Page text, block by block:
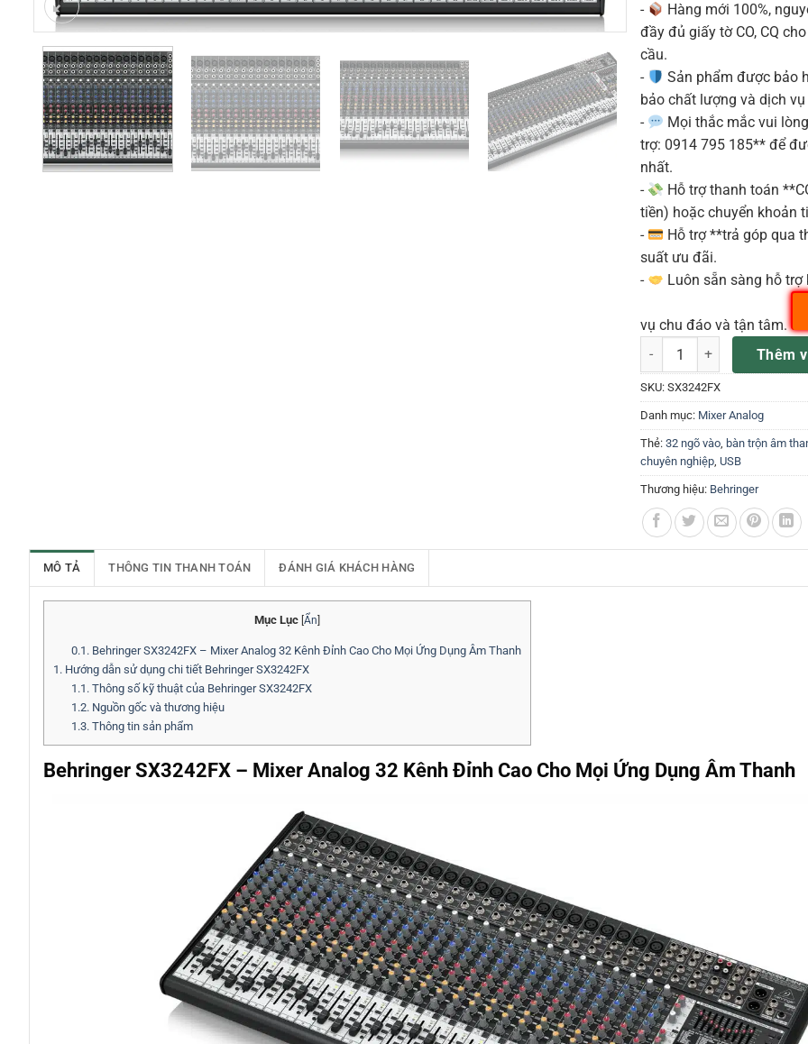
-
Hàng mới 100%,
đầy đủ giấy tờ CO, CQ
cầu.
-
Sản phẩm được bảo
bảo chất lượng và dịch
-
Mọi thắc mắc vui
trợ: 0914 795 185** để
nhất.
-
Hỗ trợ thanh toán
tiền) hoặc chuyển khoản
-
Hỗ trợ **trả góp qua
suất ưu đãi.
-
Luôn sẵn sàng hỗ
vụ chu đáo và tận tâm.
Behringer SX3242FX Mixer
Thêm
SKU: SX3242FX
Danh mục: Mixer Analog
Thẻ: 32 ngõ vào, bàn trộn âm
chuyên nghiệp, USB
Thương hiệu: Behringer
MÔ TẢ THÔNG TIN THANH TOÁN ĐÁNH GIÁ KHÁCH HÀNG
Mục Lục Ẩn
0.1.Behringer SX3242FX – Mixer Analog 32 Kênh Đỉnh Cao Cho Mọi Ứng Dụng Âm Thanh
1. Hướng dẫn sử dụng chi tiết Behringer SX3242FX
1.1.Thông số kỹ thuật của Behringer SX3242FX
1.2.Nguồn gốc và thương hiệu
1.3.Thông tin sản phẩm
Behringer SX3242FX – Mixer Analog 32 Kênh Đỉnh Cao Cho Mọi Ứng Dụng Âm Thanh